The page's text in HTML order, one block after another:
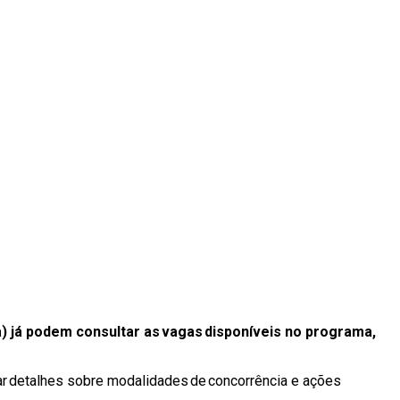
podem consultar as vagas disponíveis no programa,
sobre modalidades de concorrência e ações